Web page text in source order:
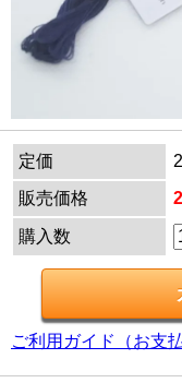
定価
販売価格
購入数
ご利用ガイド（お支